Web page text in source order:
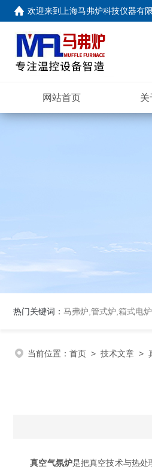
欢迎来到 上海马弗炉科技仪器有
网站首页 关
热门关键词： 马弗炉,管式炉,箱式电
当前位置： 首页 > 技术文章 >
真空气氛炉是把真空技术与热处